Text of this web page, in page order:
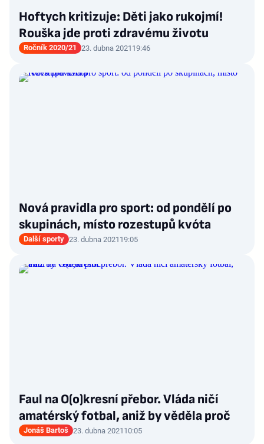
Hoftych kritizuje: Děti jako rukojmí!
Rouška jde proti zdravému životu
Ročník 2020/21 23. dubna 2021 19:46
Nová pravidla pro sport: od pondělí po
skupinách, místo rozestupů kvóta
Další sporty 23. dubna 2021 19:05
Faul na O(o)kresní přebor. Vláda ničí
amatérský fotbal, aniž by věděla proč
Jonáš Bartoš 23. dubna 2021 10:05